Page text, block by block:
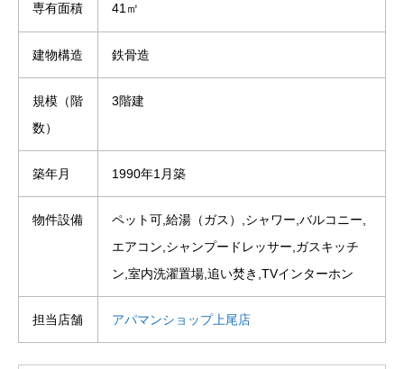
専有面積 41㎡
建物構造 鉄骨造
規模（階
数）
3階建
築年月 1990年1月築
物件設備
ペット可,給湯（ガス）,シャワー,バルコニー,
エアコン,シャンプードレッサー,ガスキッチ
ン,室内洗濯置場,追い焚き,TVインターホン
担当店舗 アパマンショップ上尾店